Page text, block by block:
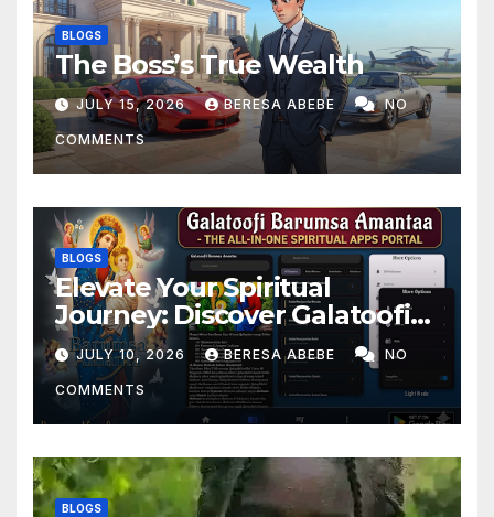
BLOGS
The Boss’s True Wealth
JULY 15, 2026 BERESA ABEBE NO
COMMENTS
BLOGS
Elevate Your Spiritual
Journey: Discover Galatoofi
Barumsa Amantaa
JULY 10, 2026 BERESA ABEBE NO
COMMENTS
BLOGS